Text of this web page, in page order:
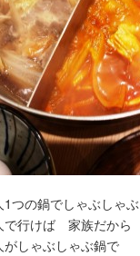
1つの鍋でしゃぶしゃぶ
で行けば 家族だから
がしゃぶしゃぶ鍋で